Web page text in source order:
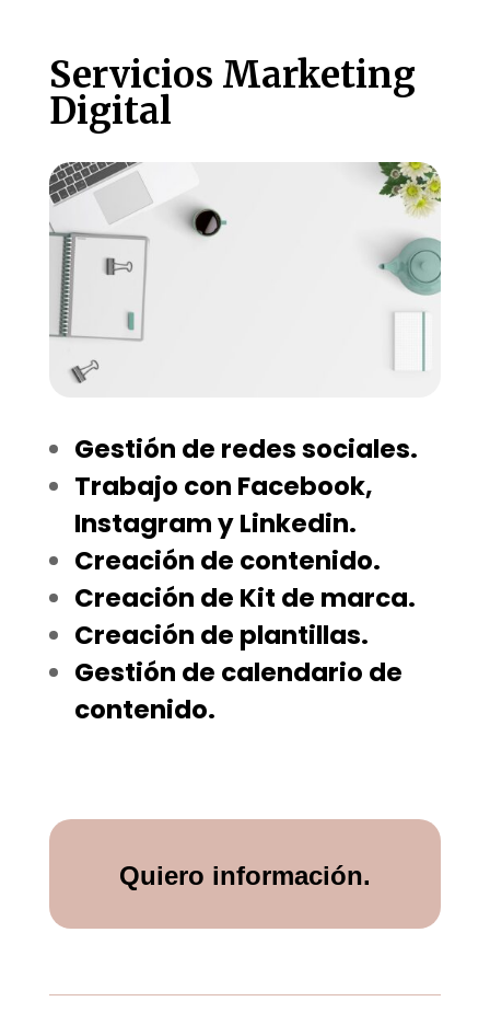
Servicios Marketing
Digital
Gestión de redes sociales.
Trabajo con Facebook,
Instagram y Linkedin.
Creación de contenido.
Creación de Kit de marca.
Creación de plantillas.
Gestión de calendario de
contenido.
Quiero información.